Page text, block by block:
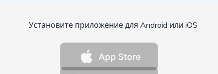
Установите приложение для Android или iOS